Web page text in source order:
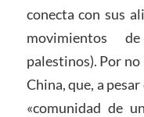
conecta con sus
movimientos
palestinos). Por
China, que, a
«comunidad de